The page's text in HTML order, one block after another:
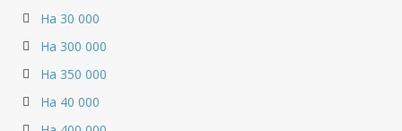
На 30 000
На 300 000
На 350 000
На 40 000